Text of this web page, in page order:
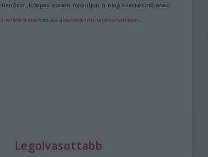
Kifogás esetén forduljon a blog szerkesztőjéhez.
feltételekben és azadatvédelmi tájékoztatóban
Legolvasottabb